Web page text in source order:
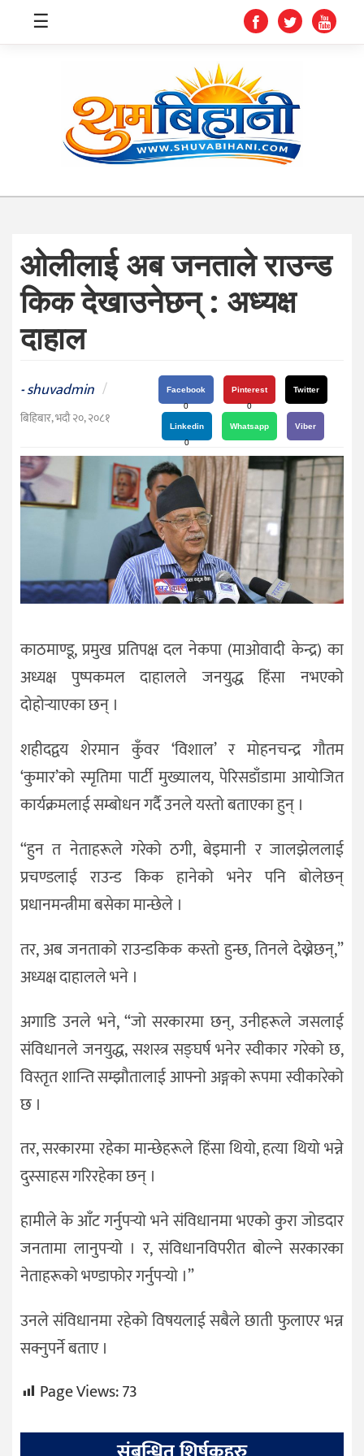
स्वास्थ्य
शिक्षा
संघीय
प्रविधि
जीवनशैली
दर्शन
/
संस्कृति
विचार
देश
राजनीति
☰
ओलीलाई अब जनताले राउन्ड
किक देखाउनेछन् : अध्यक्ष
दाहाल
-shuvadmin /
बिहिबार, भदौ २०, २०८१
Facebook
0
Pinterest
0
Twitter
Linkedin
0
Whatsapp Viber
काठमाण्डू, प्रमुख प्रतिपक्ष दल नेकपा (माओवादी केन्द्र) का
अध्यक्ष पुष्पकमल दाहालले जनयुद्ध हिंसा नभएको
दोहोर्‍याएका छन् ।
शहीदद्वय शेरमान कुँवर ‘विशाल’ र मोहनचन्द्र गौतम
‘कुमार’को स्मृतिमा पार्टी मुख्यालय, पेरिसडाँडामा आयोजित
कार्यक्रमलाई सम्बोधन गर्दै उनले यस्तो बताएका हुन् ।
“हुन त नेताहरूले गरेको ठगी, बेइमानी र जालझेललाई
प्रचण्डलाई राउन्ड किक हानेको भनेर पनि बोलेछन्
प्रधानमन्त्रीमा बसेका मान्छेले ।
तर, अब जनताको राउन्डकिक कस्तो हुन्छ, तिनले देख्नेछन्,”
अध्यक्ष दाहालले भने ।
अगाडि उनले भने, “जो सरकारमा छन्, उनीहरूले जसलाई
संविधानले जनयुद्ध, सशस्त्र सङ्घर्ष भनेर स्वीकार गरेको छ,
विस्तृत शान्ति सम्झौतालाई आफ्नो अङ्गको रूपमा स्वीकारेको
छ ।
तर, सरकारमा रहेका मान्छेहरूले हिंसा थियो, हत्या थियो भन्ने
दुस्साहस गरिरहेका छन् ।
हामीले के आँट गर्नुपर्‍यो भने संविधानमा भएको कुरा जोडदार
जनतामा लानुपर्‍यो । र, संविधानविपरीत बोल्ने सरकारका
नेताहरूको भण्डाफोर गर्नुपर्‍यो ।”
उनले संविधानमा रहेको विषयलाई सबैले छाती फुलाएर भन्न
सक्नुपर्ने बताए ।
Page Views:73